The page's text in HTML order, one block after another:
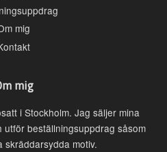
mig
mig
i Stockholm. Jag säljer mina
utför beställningsuppdrag såsom
skräddarsydda motiv.